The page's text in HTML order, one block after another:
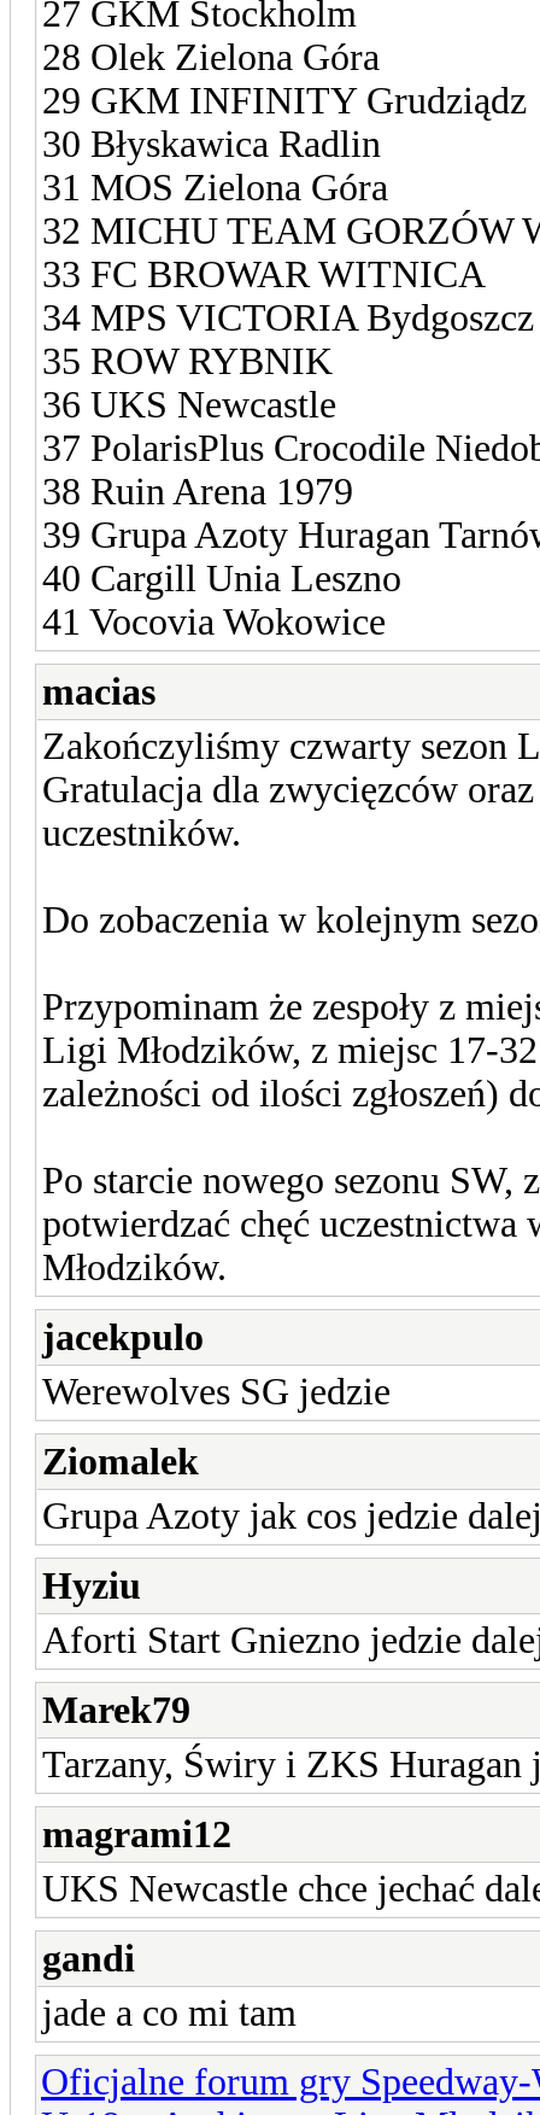
27 GKM Stockholm
28 Olek Zielona Góra
29 GKM INFINITY Grudziądz
30 Błyskawica Radlin
31 MOS Zielona Góra
32 MICHU TEAM GORZÓW
33 FC BROWAR WITNICA
34 MPS VICTORIA Bydgoszcz
35 ROW RYBNIK
36 UKS Newcastle
37 PolarisPlus Crocodile
38 Ruin Arena 1979
39 Grupa Azoty Huragan
40 Cargill Unia Leszno
41 Vocovia Wokowice
macias
Zakończyliśmy czwarty sezon
Gratulacja dla zwycięzców
uczestników.
Do zobaczenia w kolejnym
Przypominam że zespoły z
Ligi Młodzików, z miejsc 17-
zależności od ilości zgłoszeń)
Po starcie nowego sezonu SW,
potwierdzać chęć
Młodzików.
jacekpulo
Werewolves SG jedzie
Ziomalek
Grupa Azoty jak cos jedzie
Hyziu
Aforti Start Gniezno jedzie
Marek79
Tarzany, Świry i ZKS Huragan
magrami12
UKS Newcastle chce jechać
gandi
jade a co mi tam
Oficjalne forum gry